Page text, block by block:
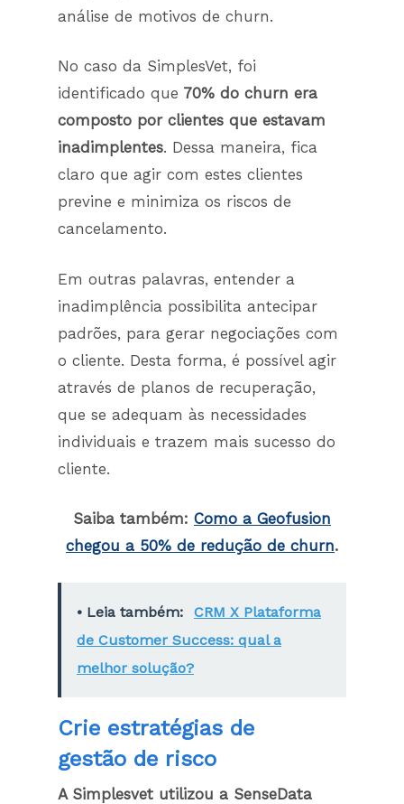
análise de motivos de churn.
No caso da SimplesVet, foi
identificado que 70% do churn era
composto por clientes que estavam
inadimplentes. Dessa maneira, fica
claro que agir com estes clientes
previne e minimiza os riscos de
cancelamento.
Em outras palavras, entender a
inadimplência possibilita antecipar
padrões, para gerar negociações com
o cliente. Desta forma, é possível agir
através de planos de recuperação,
que se adequam às necessidades
individuais e trazem mais sucesso do
cliente.
Saiba também: Como a Geofusion
chegou a 50% de redução de churn.
• Leia também:
CRM X Plataforma
de Customer Success: qual a
melhor solução?
Crie estratégias de
gestão de risco
A Simplesvet utilizou a SenseData